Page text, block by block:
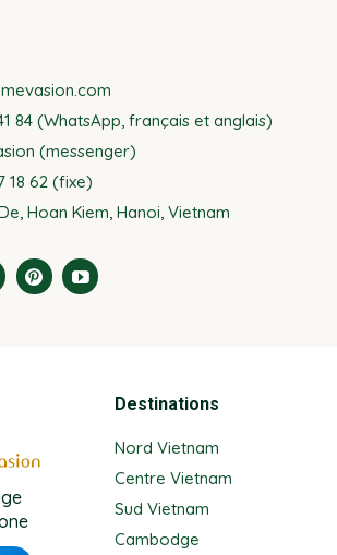
84 (WhatsApp, français et anglais)
(messenger)
18 62 (fixe)
Hoan Kiem, Hanoi, Vietnam
Destinations
Nord Vietnam
Centre Vietnam
Sud Vietnam
Cambodge